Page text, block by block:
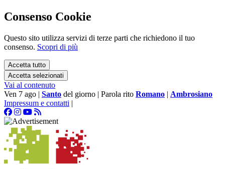
Consenso Cookie
Questo sito utilizza servizi di terze parti che richiedono il tuo
consenso. Scopri di più
Accetta tutto
Accetta selezionati
Vai al contenuto
Ven 7 ago | Santo del giorno | Parola rito Romano | Ambrosiano
Impressum e contatti |